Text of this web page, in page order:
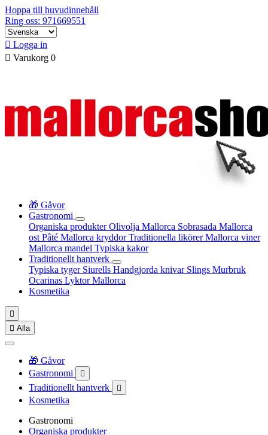
Hoppa till huvudinnehåll
Ring oss: 971669551
 Logga in
 Varukorg 0
🎁 Gåvor
Gastronomi
Organiska produkterOlivolja Mallorca Sobrasada Mallorca
ost Pâté Mallorca kryddorTraditionella likörerMallorca viner
Mallorca mandel Typiska kakor
Traditionellt hantverk
Typiska tyger Siurells Handgjorda knivar Slings Murbruk
Ocarinas Lyktor Mallorca
Kosmetika

 Alla
🎁 Gåvor
Gastronomi

Traditionellt hantverk 
Kosmetika
Gastronomi
Organiska produkter